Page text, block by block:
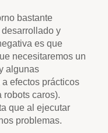
bastante
y
es que
necesitaremos un
algunas
efectos prácticos
robots caros).
que al ejecutar
problemas.